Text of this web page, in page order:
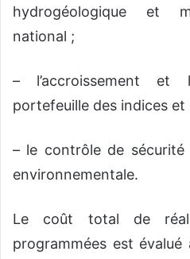
hydrogéologique et
national ;
– l’accroissement et
portefeuille des indices et
– le contrôle de sécurité
environnementale.
Le coût total de
programmées est